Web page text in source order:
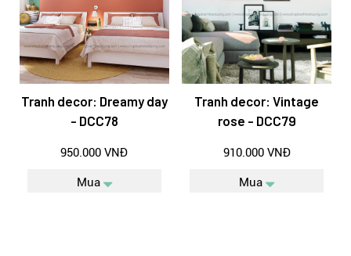
Tranh decor: Dreamy day
- DCC78
950.000 VNĐ
Mua
Tranh decor: Vintage
rose - DCC79
910.000 VNĐ
Mua